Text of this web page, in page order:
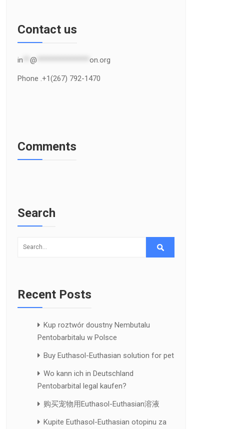
Contact us
in @ on.org
Phone .+1(267) 792-1470
Comments
Search
Recent Posts
Kup roztwór doustny Nembutalu
Pentobarbitalu w Polsce
Buy Euthasol-Euthasian solution for pet
Wo kann ich in Deutschland
Pentobarbital legal kaufen?
购买宠物用Euthasol-Euthasian溶液
Kupite Euthasol-Euthasian otopinu za